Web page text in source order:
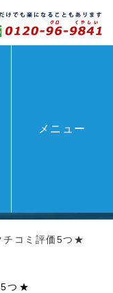
メニュー
チコミ評価5つ★
つ★